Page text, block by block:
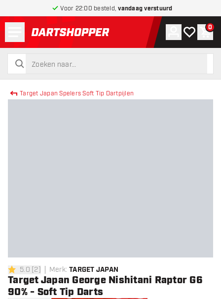
Voor 22:00 besteld,vandaag verstuurd
terug naar home pagina
zoeken
zoeken
Account
Mijn 0
Target Japan Spelers Soft Tip Dartpijlen
5 score sterren
5.0 [2] Merk: TARGET JAPAN
Target Japan George Nishitani Raptor G6
90% - Soft Tip Darts